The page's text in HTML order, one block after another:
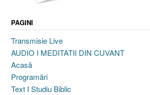
PAGINI
Transmisie Live
AUDIO I MEDITATII DIN CUVANT
Acasă
Programări
Text I Studiu Biblic